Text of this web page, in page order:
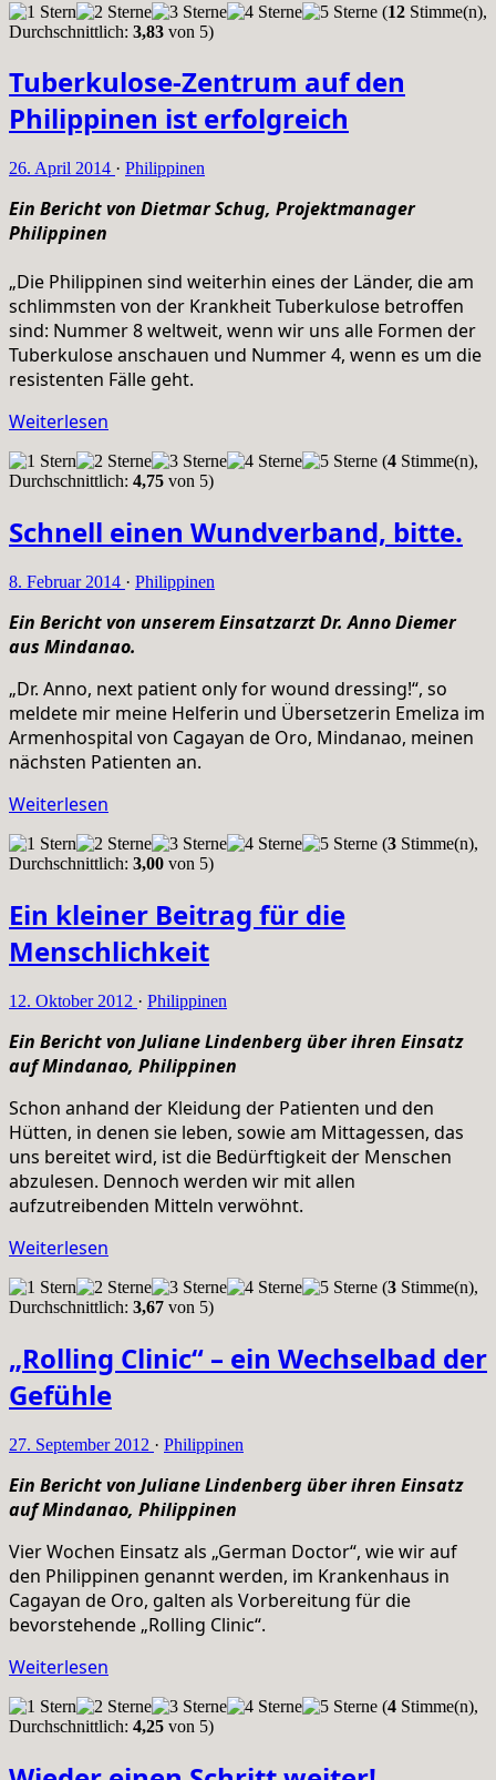
(12 Stimme(n),
Durchschnittlich: 3,83 von 5)
Tuberkulose-Zentrum auf den
Philippinen ist erfolgreich
26. April 2014 · Philippinen
Ein Bericht von Dietmar Schug, Projektmanager
Philippinen
„Die Philippinen sind weiterhin eines der Länder, die am
schlimmsten von der Krankheit Tuberkulose betroffen
sind: Nummer 8 weltweit, wenn wir uns alle Formen der
Tuberkulose anschauen und Nummer 4, wenn es um die
resistenten Fälle geht.
Weiterlesen
(4 Stimme(n),
Durchschnittlich: 4,75 von 5)
Schnell einen Wundverband, bitte.
8. Februar 2014 · Philippinen
Ein Bericht von unserem Einsatzarzt Dr. Anno Diemer
aus Mindanao.
„Dr. Anno, next patient only for wound dressing!“, so
meldete mir meine Helferin und Übersetzerin Emeliza im
Armenhospital von Cagayan de Oro, Mindanao, meinen
nächsten Patienten an.
Weiterlesen
(3 Stimme(n),
Durchschnittlich: 3,00 von 5)
Ein kleiner Beitrag für die
Menschlichkeit
12. Oktober 2012 · Philippinen
Ein Bericht von Juliane Lindenberg über ihren Einsatz
auf Mindanao, Philippinen
Schon anhand der Kleidung der Patienten und den
Hütten, in denen sie leben, sowie am Mittagessen, das
uns bereitet wird, ist die Bedürftigkeit der Menschen
abzulesen. Dennoch werden wir mit allen
aufzutreibenden Mitteln verwöhnt.
Weiterlesen
(3 Stimme(n),
Durchschnittlich: 3,67 von 5)
„Rolling Clinic“ – ein Wechselbad der
Gefühle
27. September 2012 · Philippinen
Ein Bericht von Juliane Lindenberg über ihren Einsatz
auf Mindanao, Philippinen
Vier Wochen Einsatz als „German Doctor“, wie wir auf
den Philippinen genannt werden, im Krankenhaus in
Cagayan de Oro, galten als Vorbereitung für die
bevorstehende „Rolling Clinic“.
Weiterlesen
(4 Stimme(n),
Durchschnittlich: 4,25 von 5)